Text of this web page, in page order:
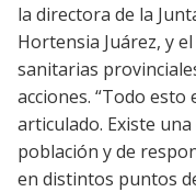
la directora de la
Hortensia Juárez, y
sanitarias
acciones. “Todo
articulado. Existe
población y de
en distintos puntos